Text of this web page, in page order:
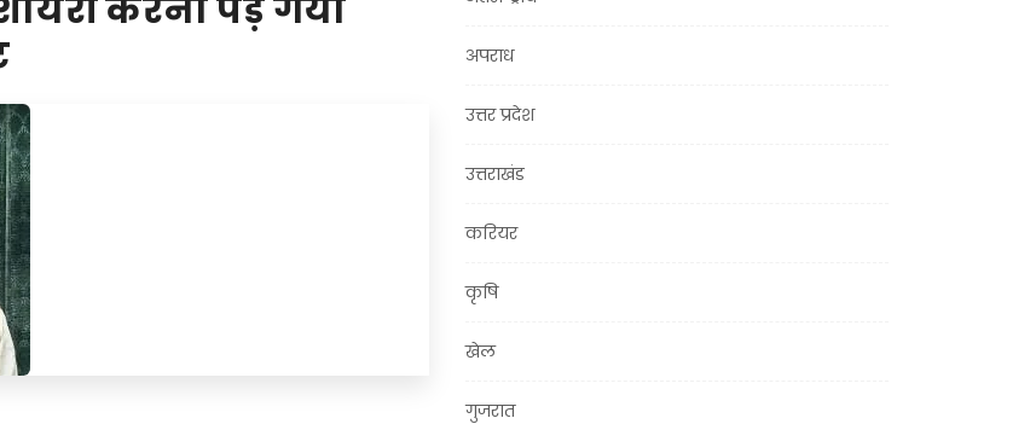
करना पड़ गया
अपराध
उत्तर प्रदेश
उत्तराखंड
करियर
कृषि
खेल
गुजरात